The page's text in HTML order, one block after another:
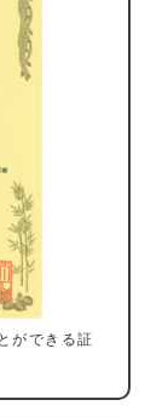
ができる証